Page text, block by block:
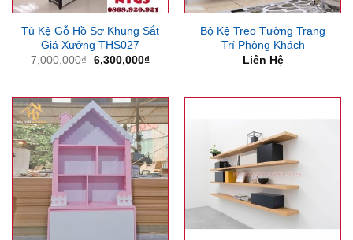
Tủ Kệ Gỗ Hồ Sơ Khung Sắt
Giá Xưởng THS027
7,000,000₫ Giá
6,300,000₫Giá
6,300,000₫.
Bộ Kệ Treo Tường Trang
Trí Phòng Khách
Liên Hệ